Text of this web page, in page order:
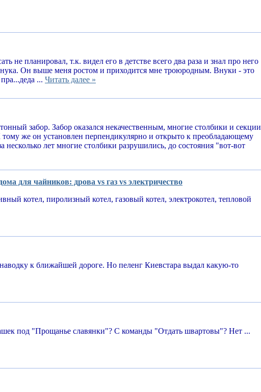
не планировал, т.к. видел его в детстве всего два раза и знал про него
Он выше меня ростом и приходится мне троюродным. Внуки - это
... Читать далее »
забор. Забор оказался некачественным, многие столбики и секции
же он установлен перпендикулярно и открыто к преобладающему
несколько лет многие столбики разрушились, до состояния "вот-вот
для чайников: дрова vs газ vs электричество
котел, пиролизный котел, газовый котел, электрокотел, тепловой
к ближайшей дороге. Но пеленг Киевстара выдал какую-то
под "Прощанье славянки"? С команды "Отдать швартовы"? Нет ...